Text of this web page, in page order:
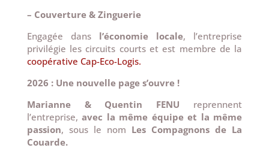
– Couverture & Zinguerie
Engagée dans l’économie locale, l’entreprise
privilégie les circuits courts et est membre de la
coopérative Cap-Eco-Logis.
2026 : Une nouvelle page s’ouvre !
Marianne & Quentin FENU reprennent
l’entreprise,avec la même équipe et la même
passion, sous le nom Les Compagnons de La
Couarde.